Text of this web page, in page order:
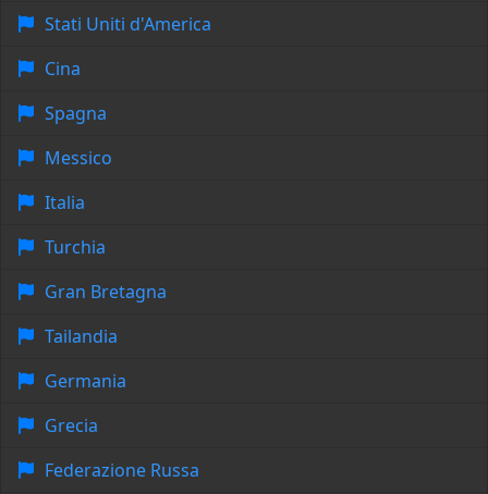
Stati Uniti d'America
Cina
Spagna
Messico
Italia
Turchia
Gran Bretagna
Tailandia
Germania
Grecia
Federazione Russa